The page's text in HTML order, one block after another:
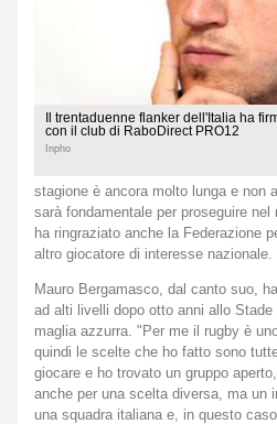
Il trentaduenne flanker dell'Italia ha
con il club di RaboDirect PRO12
Inpho
stagione è ancora molto lunga e non
sarà fondamentale per proseguire
ha ringraziato anche la Federazione
altro giocatore di interesse nazionale.
Mauro Bergamasco, dal canto suo,
ad alti livelli dopo otto anni allo
maglia azzurra. "Per me il rugby è
quindi le scelte che ho fatto sono
giocare e ho trovato un gruppo
anche per una scelta diversa, ma un
una squadra italiana e, in questo